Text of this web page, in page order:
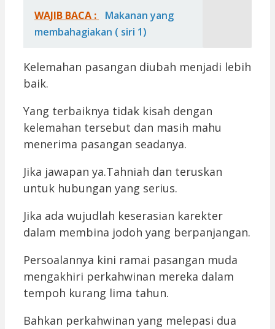
WAJIB BACA :
Makanan yang
membahagiakan ( siri 1)
Kelemahan pasangan diubah menjadi lebih
baik.
Yang terbaiknya tidak kisah dengan
kelemahan tersebut dan masih mahu
menerima pasangan seadanya.
Jika jawapan ya.Tahniah dan teruskan
untuk hubungan yang serius.
Jika ada wujudlah keserasian karekter
dalam membina jodoh yang berpanjangan.
Persoalannya kini ramai pasangan muda
mengakhiri perkahwinan mereka dalam
tempoh kurang lima tahun.
Bahkan perkahwinan yang melepasi dua